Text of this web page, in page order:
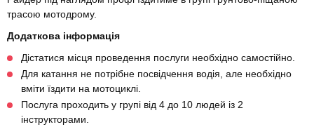
трасою мотодрому.
Додаткова інформація
Дістатися місця проведення послуги необхідно самостійно.
Для катання не потрібне посвідчення водія, але необхідно
вміти їздити на мотоциклі.
Послуга проходить у групі від 4 до 10 людей із 2
інструкторами.